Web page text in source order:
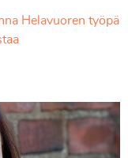
Helavuoren työpä